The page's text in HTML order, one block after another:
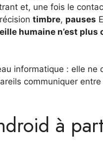
et, une fois le
timbre, pauses
humaine n’est plus
informatique : elle ne
communiquer
à